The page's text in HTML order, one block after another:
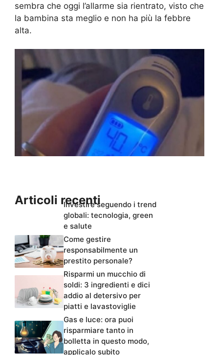
sembra che oggi l’allarme sia rientrato, visto che
la bambina sta meglio e non ha più la febbre
alta.
Articoli recentiInvestire seguendo i trend
globali: tecnologia, green
e salute
Come gestire
responsabilmente un
prestito personale?
Risparmi un mucchio di
soldi: 3 ingredienti e dici
addio al detersivo per
piatti e lavastoviglie
Gas e luce: ora puoi
risparmiare tanto in
bolletta in questo modo,
applicalo subito